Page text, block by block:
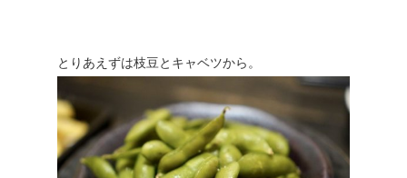
とりあえずは枝豆とキャベツから。